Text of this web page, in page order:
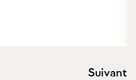
Suivant